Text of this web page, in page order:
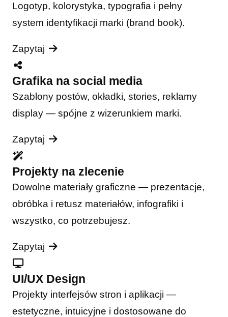
Logotyp, kolorystyka, typografia i pełny
system identyfikacji marki (brand book).
Zapytaj
Grafika na social media
Szablony postów, okładki, stories, reklamy
display — spójne z wizerunkiem marki.
Zapytaj
Projekty na zlecenie
Dowolne materiały graficzne — prezentacje,
obróbka i retusz materiałów, infografiki i
wszystko, co potrzebujesz.
Zapytaj
UI/UX Design
Projekty interfejsów stron i aplikacji —
estetyczne, intuicyjne i dostosowane do